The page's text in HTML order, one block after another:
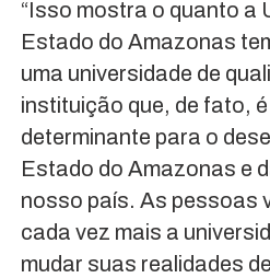
“Isso mostra o quanto a
Estado do Amazonas
uma universidade de
instituição que, de fato,
determinante para o
Estado do Amazonas e
nosso país. As pessoas
cada vez mais a
mudar suas realidades